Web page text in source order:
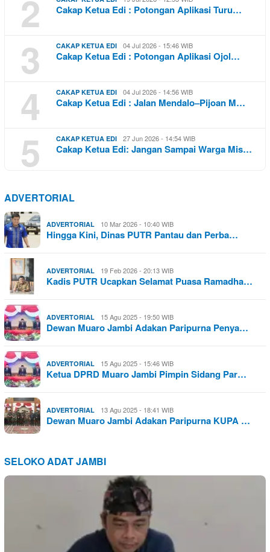
2 Cakap Ketua Edi : Potongan Aplikasi Turu…
3 CAKAP KETUA EDI 04 Jul 2026 - 15:46 WIB
Cakap Ketua Edi : Potongan Aplikasi Ojol…
4 CAKAP KETUA EDI 04 Jul 2026 - 14:56 WIB
Cakap Ketua Edi : Jalan Mendalo–Pijoan M…
5 CAKAP KETUA EDI 27 Jun 2026 - 14:54 WIB
Cakap Ketua Edi: Jangan Sampai Warga Mis…
ADVERTORIAL
ADVERTORIAL 10 Mar 2026 - 10:40 WIB
Hingga Kini, Dinas PUTR Pantau dan Perba…
ADVERTORIAL 19 Feb 2026 - 20:13 WIB
Kadis PUTR Ucapkan Selamat Puasa Ramadha…
ADVERTORIAL 15 Agu 2025 - 19:50 WIB
Dewan Muaro Jambi Adakan Paripurna Penya…
ADVERTORIAL 15 Agu 2025 - 15:46 WIB
Ketua DPRD Muaro Jambi Pimpin Sidang Par…
ADVERTORIAL 13 Agu 2025 - 18:41 WIB
Dewan Muaro Jambi Adakan Paripurna KUPA …
SELOKO ADAT JAMBI